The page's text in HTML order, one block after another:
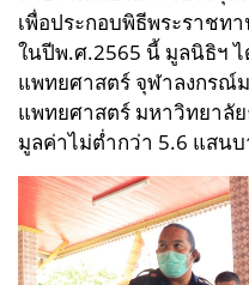
เพื่อประกอบพิธีพระราชท
ในปีพ.ศ.2565 นี้ มูลนิธิฯ
แพทยศาสตร์ จุฬาลงกรณ์
แพทยศาสตร์ มหาวิทยาลั
มูลค่าไม่ต่ำกว่า 5.6 แสน